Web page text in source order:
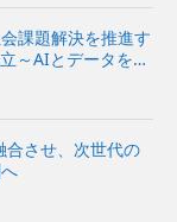
課題解決を推進す
～AIとデータを分
スの実現をめざす
合させ、次世代の